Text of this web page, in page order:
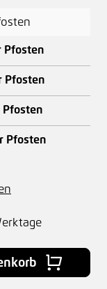
Pfosten
Pfosten
Pfosten
Pfosten